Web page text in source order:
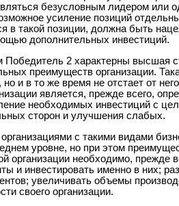
безусловным лидером или
усиление позиций
в такой позиции, должна быть
дополнительных инвестиций.
2 характерны высшая
преимуществ организации.
и в то же время не отстает от
является, прежде всего,
необходимых инвестиций с
сторон и улучшения слабых.
с такими видами
уровне, но при этом
организации необходимо, прежде
и инвестировать именно в них;
увеличивать объемы
своего организации.